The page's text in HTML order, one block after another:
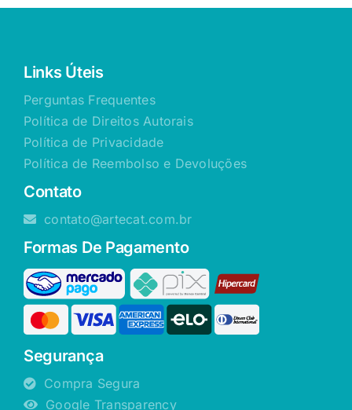
Links Úteis
Perguntas Frequentes
Política de Direitos Autorais
Política de Privacidade
Política de Reembolso e Devoluções
Contato
contato@artecat.com.br
Formas De Pagamento
Segurança
Compra Segura
Google Transparency